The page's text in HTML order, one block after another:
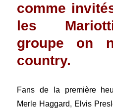
comme
les
groupe on
country.
Fans de la première
Merle Haggard, Elvis